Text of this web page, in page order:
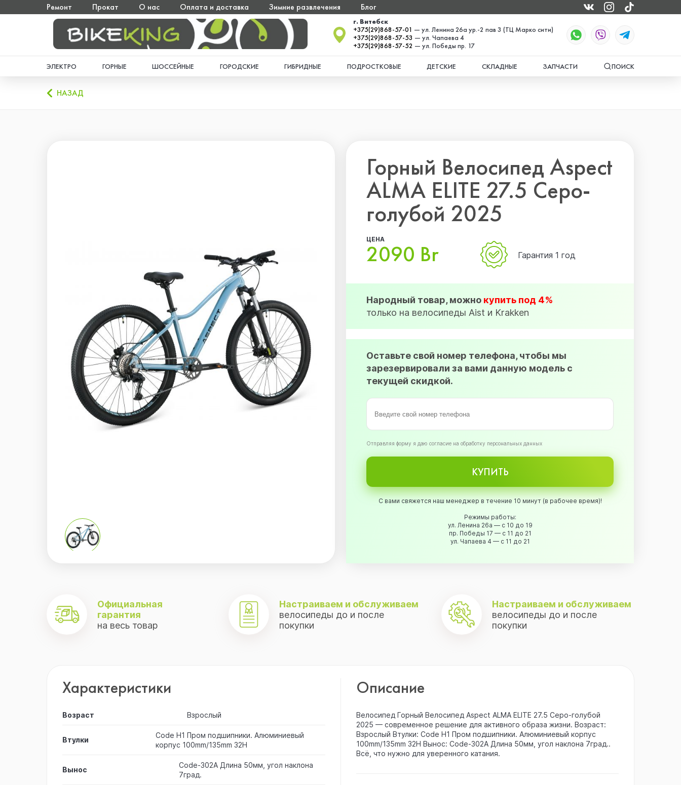
Ремонт Прокат О нас Оплата и доставка Зимние развлечения Блог
г. Витебск
+375(29)868-57-01 — ул. Ленина 26а ур.-2 пав 3 (ТЦ Марко сити)
+375(29)868-57-53 — ул. Чапаева 4
+375(29)868-57-52 — ул. Победы пр. 17
ЭЛЕКТРО ГОРНЫЕ ШОССЕЙНЫЕ ГОРОДСКИЕ ГИБРИДНЫЕ ПОДРОСТКОВЫЕ ДЕТСКИЕ СКЛАДНЫЕ ЗАПЧАСТИ ПОИСК
НАЗАД
Горный Велосипед Aspect
ALMA ELITE 27.5 Серо-
голубой 2025
ЦЕНА
2090 Br Гарантия 1 год
Народный товар, можно купить под 4%
только на велосипеды Aist и Krakken
Оставьте свой номер телефона, чтобы мы
зарезервировали за вами данную модель с
текущей скидкой.
Oтправляя форму я даю согласие на обработку персональных данных
КУПИТЬ
С вами свяжется наш менеджер в течение 10 минут (в рабочее время)!
Режимы работы:
ул. Ленина 26а — с 10 до 19
пр. Победы 17 — с 11 до 21
ул. Чапаева 4 — с 11 до 21
Официальная
гарантия
на весь товар
Настраиваем и обслуживаем
велосипеды до и после
покупки
Настраиваем и обслуживаем
велосипеды до и после
покупки
Характеристики
Возраст Взрослый
Втулки
Code H1 Пром подшипники. Алюминиевый
корпус 100mm/135mm 32H
Вынос
Code-302A Длина 50мм, угол наклона
7град.
Описание
Велосипед Горный Велосипед Aspect ALMA ELITE 27.5 Серо-голубой
2025 — современное решение для активного образа жизни. Возраст:
Взрослый Втулки: Code H1 Пром подшипники. Алюминиевый корпус
100mm/135mm 32H Вынос: Code-302A Длина 50мм, угол наклона 7град..
Всё, что нужно для уверенного катания.